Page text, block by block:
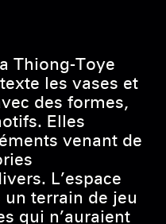
Thiong-Toye
les vases et
des formes,
Elles
venant de
L’espace
terrain de jeu
qui n’auraient